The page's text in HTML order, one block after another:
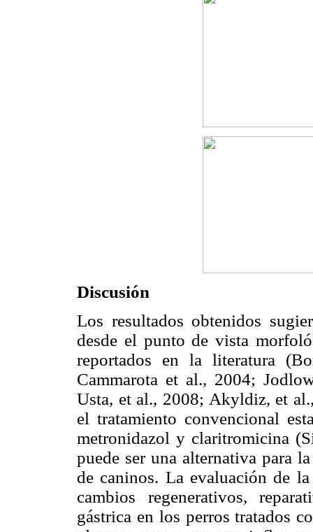
Discusión
Los resultados obtenidos
desde el punto de vista
reportados en la literatura
Cammarota et al., 2004;
Usta, et al., 2008; Akyldiz, et
el tratamiento convencional
metronidazol y claritromicina
puede ser una alternativa para
de caninos. La evaluación de
cambios regenerativos,
gástrica en los perros tratados